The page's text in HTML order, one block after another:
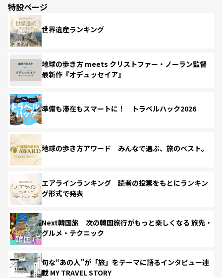
特設ページ
世界遺産ランキング
地球の歩き方 meets クリストファー・ノーラン監督
最新作『オデュッセイア』
準備も滞在もスマートに！ トラベルハック2026
地球の歩き方アワード みんなで選ぶ、旅のベスト。
エアラインランキング 読者の投票をもとにランキン
グ形式で発表
Next韓国旅 次の韓国旅行がもっと楽しくなる 旅先・
グルメ・テクニック
旬な“あの人”が「旅」をテーマに語るインタビュー連
載 MY TRAVEL STORY